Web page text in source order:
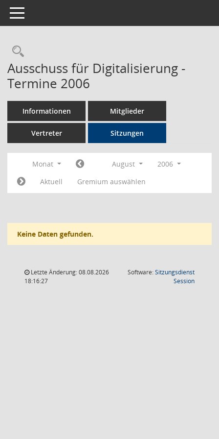
Toggle navigation
Rechercheauswahl
Ausschuss für Digitalisierung -
Termine 2006
Informationen Mitglieder
Vertreter Sitzungen
Monat August
2006
Aktuell
Gremium auswählen
Keine Daten gefunden.
Letzte Änderung: 08.08.2026
18:16:27
Software:Sitzungsdienst
Session(Wird in